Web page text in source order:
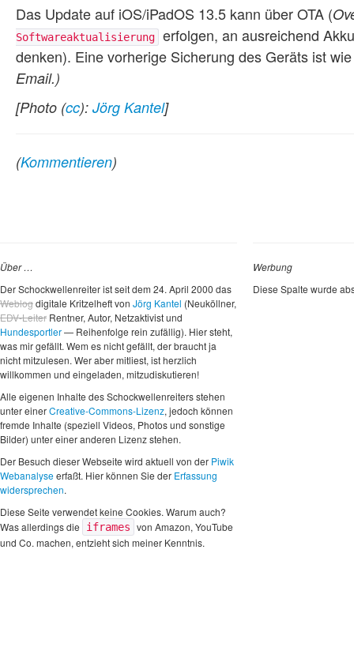
Das Update auf iOS/iPadOS 13.5 kann über OTA (
Softwareaktualisierung
erfolgen, an ausreichend
denken). Eine vorherige Sicherung des Geräts ist
Email.)
[Photo (cc): Jörg Kantel]
(Kommentieren)
Über …
Der Schockwellenreiter ist seit dem 24. April 2000 das
Weblogdigitale Kritzelheft von Jörg Kantel (Neuköllner,
EDV-Leiter Rentner, Autor, Netzaktivist und
Hundesportler— Reihenfolge rein zufällig). Hier steht,
was mir gefällt. Wem es nicht gefällt, der braucht ja
nicht mitzulesen. Wer aber mitliest, ist herzlich
willkommen und eingeladen, mitzudiskutieren!
Alle eigenen Inhalte des Schockwellenreiters stehen
unter einerCreative-Commons-Lizenz, jedoch können
fremde Inhalte (speziell Videos, Photos und sonstige
Bilder) unter einer anderen Lizenz stehen.
Der Besuch dieser Webseite wird aktuell von der Piwik
Webanalyseerfaßt. Hier können Sie der Erfassung
widersprechen.
Diese Seite verwendet keine Cookies. Warum auch?
Was allerdings die
iframes von Amazon, YouTube
und Co. machen, entzieht sich meiner Kenntnis.
Werbung
Diese Spalte wurde